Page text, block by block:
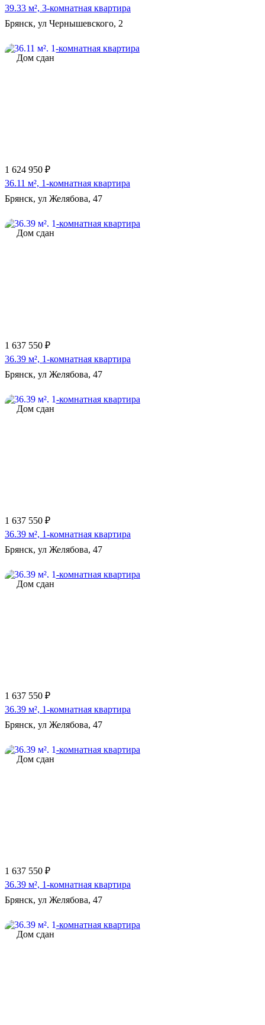
39.33 м², 3-комнатная квартира
Брянск, ул Чернышевского, 2
Дом сдан
1 624 950 ₽
36.11 м², 1-комнатная квартира
Брянск, ул Желябова, 47
Дом сдан
1 637 550 ₽
36.39 м², 1-комнатная квартира
Брянск, ул Желябова, 47
Дом сдан
1 637 550 ₽
36.39 м², 1-комнатная квартира
Брянск, ул Желябова, 47
Дом сдан
1 637 550 ₽
36.39 м², 1-комнатная квартира
Брянск, ул Желябова, 47
Дом сдан
1 637 550 ₽
36.39 м², 1-комнатная квартира
Брянск, ул Желябова, 47
Дом сдан